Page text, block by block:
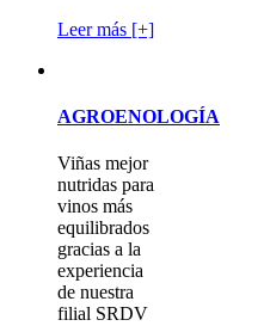
Leer más [+]
AGROENOLOGÍA
Viñas mejor
nutridas para
vinos más
equilibrados
gracias a la
experiencia
de nuestra
filial SRDV